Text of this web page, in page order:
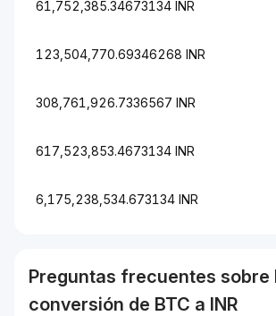
61,752,385.34673134 INR
123,504,770.69346268 INR
308,761,926.7336567 INR
617,523,853.4673134 INR
6,175,238,534.673134 INR
Preguntas frecuentes sobre
conversión de BTC a INR